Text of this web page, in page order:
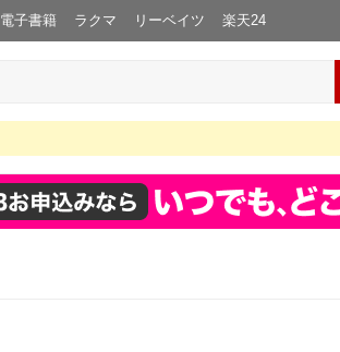
電子書籍 ラクマ リーベイツ 楽天24